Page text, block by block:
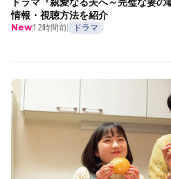
情報・視聴方法を紹介
New12時間前 ドラマ